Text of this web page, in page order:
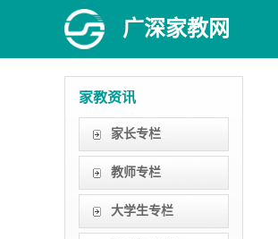
广深家教网
家教资讯
家长专栏
教师专栏
大学生专栏